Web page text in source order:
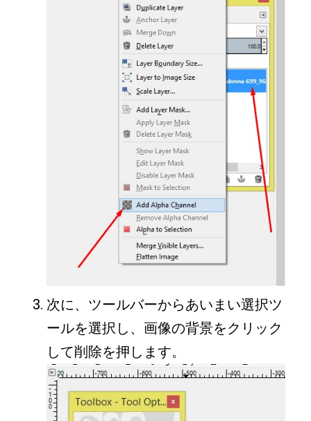
次に、ツールバーからあいまい選択ツ
ールを選択し、画像の背景をクリック
して削除を押します。